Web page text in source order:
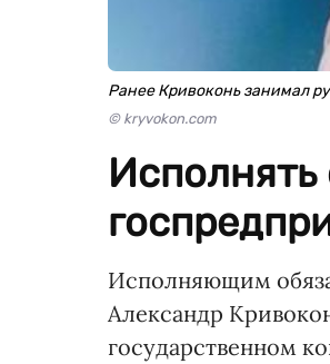
Ранее Кривоконь занимал
© kryvokon.com
Исполнять
Исполняющим
Александр
государственном